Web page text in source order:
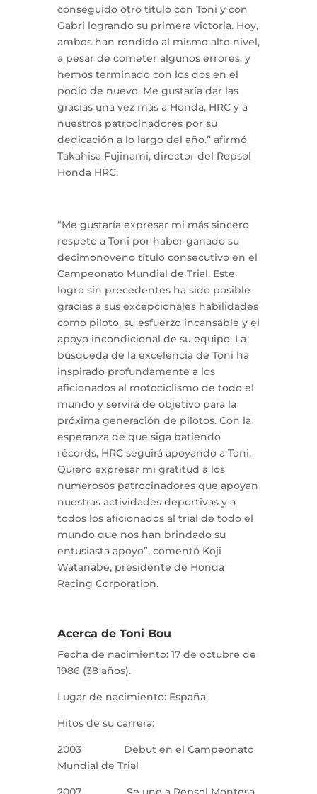
conseguido otro título con Toni y con
Gabri logrando su primera victoria. Hoy,
ambos han rendido al mismo alto nivel,
a pesar de cometer algunos errores, y
hemos terminado con los dos en el
podio de nuevo. Me gustaría dar las
gracias una vez más a Honda, HRC y a
nuestros patrocinadores por su
dedicación a lo largo del año.” afirmó
Takahisa Fujinami, director del Repsol
Honda HRC.
“Me gustaría expresar mi más sincero
respeto a Toni por haber ganado su
decimonoveno título consecutivo en el
Campeonato Mundial de Trial. Este
logro sin precedentes ha sido posible
gracias a sus excepcionales habilidades
como piloto, su esfuerzo incansable y el
apoyo incondicional de su equipo. La
búsqueda de la excelencia de Toni ha
inspirado profundamente a los
aficionados al motociclismo de todo el
mundo y servirá de objetivo para la
próxima generación de pilotos. Con la
esperanza de que siga batiendo
récords, HRC seguirá apoyando a Toni.
Quiero expresar mi gratitud a los
numerosos patrocinadores que apoyan
nuestras actividades deportivas y a
todos los aficionados al trial de todo el
mundo que nos han brindado su
entusiasta apoyo”, comentó Koji
Watanabe, presidente de Honda
Racing Corporation.
Acerca de Toni Bou
Fecha de nacimiento: 17 de octubre de
1986 (38 años).
Lugar de nacimiento: España
Hitos de su carrera:
2003 Debut en el Campeonato
Mundial de Trial